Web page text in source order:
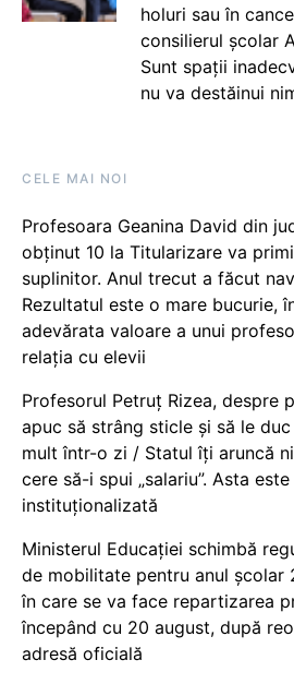
holuri sau în
consilierul școlar
Sunt spații
nu va destăinui
CELE MAI NOI
Profesoara Geanina David din
obținut 10 la Titularizare va
suplinitor. Anul trecut a făcut
Rezultatul este o mare bucurie,
adevărata valoare a unui
relația cu elevii
Profesorul Petruț Rizea, despre
apuc să strâng sticle și să le duc
mult într-o zi / Statul îți aruncă
cere să-i spui „salariu”. Asta
instituționalizată
Ministerul Educației schimbă
de mobilitate pentru anul școlar
în care se va face repartizarea
începând cu 20 august, după
adresă oficială